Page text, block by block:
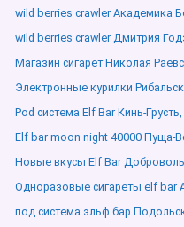
wild berries crawler Академика
wild berries crawler Дмитрия
Магазин сигарет Николая
Электронные курилки
Pod система Elf Bar Кинь-
Elf bar moon night 40000 Пуща-
Новые вкусы Elf Bar
Одноразовые сигареты elf bar
под система эльф бар